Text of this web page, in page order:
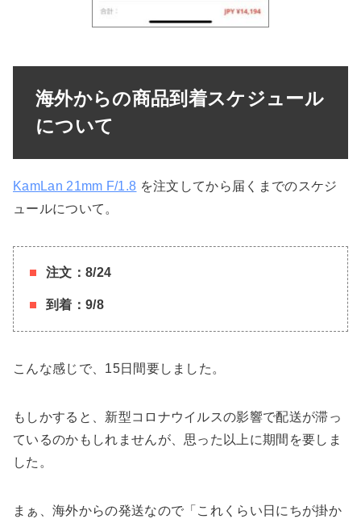
海外からの商品到着スケジュール
について
KamLan 21mm F/1.8 を注文してから届くまでのスケジ
ュールについて。
注文：8/24
到着：9/8
こんな感じで、15日間要しました。
もしかすると、新型コロナウイルスの影響で配送が滞っ
ているのかもしれませんが、思った以上に期間を要しま
した。
まぁ、海外からの発送なので「これくらい日にちが掛か